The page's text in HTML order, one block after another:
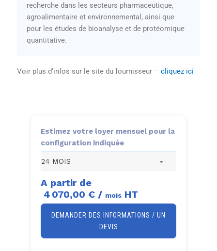
recherche dans les secteurs pharmaceutique,
agroalimentaire et environnemental, ainsi que
pour les études de bioanalyse et de protéomique
quantitative.
Voir plus d’infos sur le site du fournisseur – cliquez ici
Estimez votre loyer mensuel pour la
configuration indiquée
24 MOIS
A partir de
4 070,00 € / mois HT
DEMANDER DES INFORMATIONS / UN
DEVIS